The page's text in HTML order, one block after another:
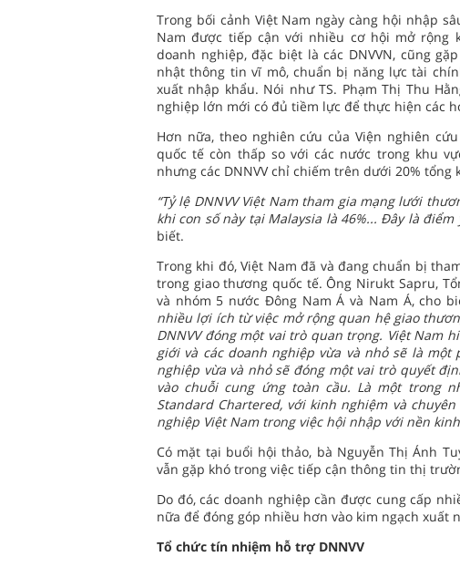
Trong bối cảnh Việt Nam ngày càng hội nhập
Nam được tiếp cận với nhiều cơ hội mở rộng
doanh nghiệp, đặc biệt là các DNVVN, cũng
nhật thông tin vĩ mô, chuẩn bị năng lực tài
xuất nhập khẩu. Nói như TS. Phạm Thị Thu
nghiệp lớn mới có đủ tiềm lực để thực hiện các
Hơn nữa, theo nghiên cứu của Viện nghiên
quốc tế còn thấp so với các nước trong khu
nhưng các DNNVV chỉ chiếm trên dưới 20% tổng
“Tỷ lệ DNNVV Việt Nam tham gia mạng lưới
khi con số này tại Malaysia là 46%... Đây là điểm
biết.
Trong khi đó, Việt Nam đã và đang chuẩn bị
trong giao thương quốc tế. Ông Nirukt Sapru,
và nhóm 5 nước Đông Nam Á và Nam Á, cho
nhiều lợi ích từ việc mở rộng quan hệ giao
DNNVV đóng một vai trò quan trọng. Việt Nam
giới và các doanh nghiệp vừa và nhỏ sẽ là
nghiệp vừa và nhỏ sẽ đóng một vai trò quyết
vào chuỗi cung ứng toàn cầu. Là một trong
Standard Chartered, với kinh nghiệm và
nghiệp Việt Nam trong việc hội nhập với nền
Có mặt tại buổi hội thảo, bà Nguyễn Thị Ánh
vẫn gặp khó trong việc tiếp cận thông tin thị
Do đó, các doanh nghiệp cần được cung cấp
nữa để đóng góp nhiều hơn vào kim ngạch xuất
Tổ chức tín nhiệm hỗ trợ DNNVV